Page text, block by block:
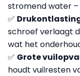
stromend water –
✅
schroef verlaagt
wat het
✅ Grote
houdt vuilresten